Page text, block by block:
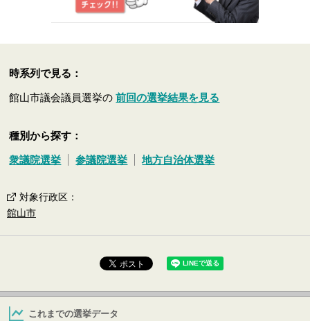
時系列で見る：
館山市議会議員選挙の前回の選挙結果を見る
種別から探す：
衆議院選挙 参議院選挙 地方自治体選挙
対象行政区 ：
館山市
これまでの選挙データ